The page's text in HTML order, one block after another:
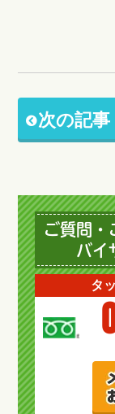
次の記事
ご質問・
バイ
タ